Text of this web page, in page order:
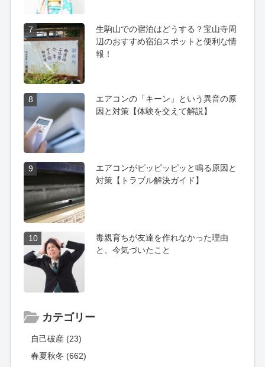
7
生駒山での宿泊はどうする？宝山寺周
辺のおすすめ宿泊スポットと便利な情
報！
8
エアコンの「キーン」という異音の原
因と対策【体験を交えて解説】
9
エアコンがピッピッピッと鳴る原因と
対策【トラブル解決ガイド】
10
毒親育ちが友達を作れなかった理由
と、今気づいたこと
カテゴリー
自己破産 (23)
春夏秋冬 (662)